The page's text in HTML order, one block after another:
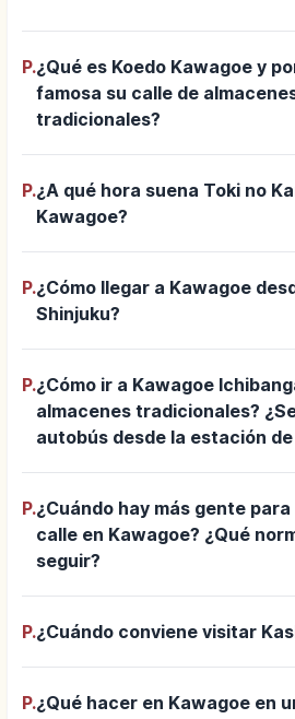
P.¿Qué es Koedo Kawagoe y
famosa su calle de
tradicionales?
P.¿A qué hora suena Toki no
Kawagoe?
P.¿Cómo llegar a Kawagoe
Shinjuku?
P.¿Cómo ir a Kawagoe
almacenes tradicionales?
autobús desde la estación
P.¿Cuándo hay más gente
calle en Kawagoe? ¿Qué
seguir?
P.¿Cuándo conviene visitar
P.¿Qué hacer en Kawagoe en